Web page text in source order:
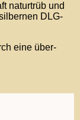
naturtrüb und
DLG-
eine über-